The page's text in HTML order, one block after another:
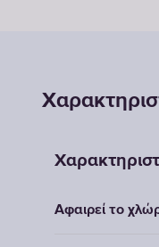
Αφαιρεί το